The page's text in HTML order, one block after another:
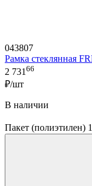
043807
Рамка стеклянная
2 731 66
₽/шт
В наличии
Пакет